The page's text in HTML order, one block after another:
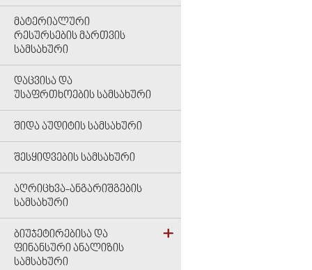
ᲛᲐᲢᲔᲠᲘᲐᲚᲣᲠᲘ
ᲠᲔᲡᲣᲠᲡᲔᲑᲘᲡ ᲛᲐᲠᲗᲕᲘᲡ
ᲡᲐᲛᲡᲐᲮᲣᲠᲘ
ᲓᲐᲪᲕᲘᲡᲐ ᲓᲐ
ᲣᲡᲐᲤᲠᲗᲮᲝᲔᲑᲘᲡ ᲡᲐᲛᲡᲐᲮᲣᲠᲘ
ᲨᲘᲓᲐ ᲐᲣᲓᲘᲢᲘᲡ ᲡᲐᲛᲡᲐᲮᲣᲠᲘ
ᲨᲔᲡᲧᲘᲓᲕᲔᲑᲘᲡ ᲡᲐᲛᲡᲐᲮᲣᲠᲘ
ᲐᲦᲠᲘᲪᲮᲕᲐ-ᲐᲜᲒᲐᲠᲘᲨᲒᲔᲑᲘᲡ
ᲡᲐᲛᲡᲐᲮᲣᲠᲘ
ᲑᲘᲣᲯᲔᲢᲘᲠᲔᲑᲘᲡᲐ ᲓᲐ
ᲤᲘᲜᲐᲜᲡᲣᲠᲘ ᲐᲜᲐᲚᲘᲖᲘᲡ
ᲡᲐᲛᲡᲐᲮᲣᲠᲘ